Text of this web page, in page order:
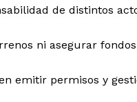
de distintos
ni asegurar
emitir permisos y